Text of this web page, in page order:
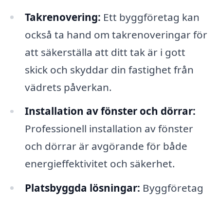
Takrenovering: Ett byggföretag kan
också ta hand om takrenoveringar för
att säkerställa att ditt tak är i gott
skick och skyddar din fastighet från
vädrets påverkan.
Installation av fönster och dörrar:
Professionell installation av fönster
och dörrar är avgörande för både
energieffektivitet och säkerhet.
Platsbyggda lösningar: Byggföretag